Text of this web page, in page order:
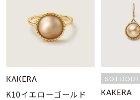
KAKERA
K10イエローゴールド
SOLDOUT
KAKERA